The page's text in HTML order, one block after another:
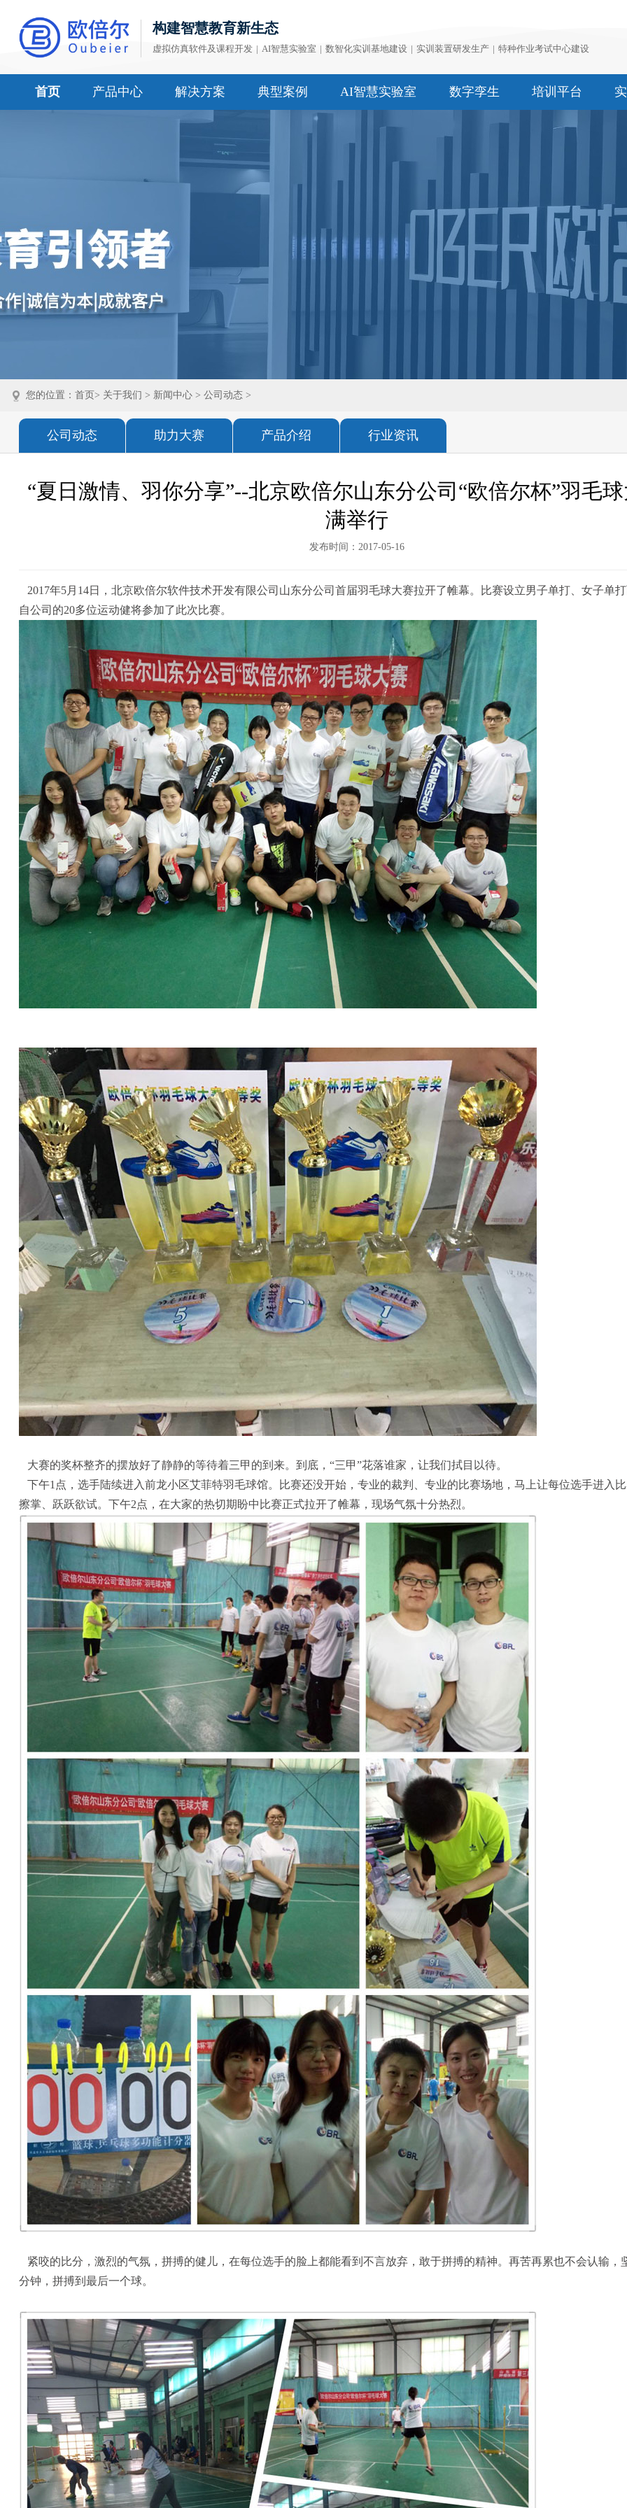
构建智慧教育新生态
虚拟仿真软件及课程开发 | AI智慧实验室 | 数智化实训基地建设 | 实训装置研发生产 | 特种作业考试中心建设
首页 产品中心 解决方案 典型案例 AI智慧实验室 数字孪生 培训平台
您的位置： 首页 > 关于我们 > 新闻中心 > 公司动态 >
公司动态 助力大赛 产品介绍 行业资讯
“夏日激情、羽你分享”--北京欧倍尔山东分公司“欧倍尔杯”羽毛球
满举行
发布时间：2017-05-16
2017年5月14日，北京欧倍尔软件技术开发有限公司山东分公司首届羽毛球大赛拉开了帷幕。比赛设立男子单打、女子单
自公司的20多位运动健将参加了此次比赛。
大赛的奖杯整齐的摆放好了静静的等待着三甲的到来。到底，“三甲”花落谁家，让我们拭目以待。
下午1点，选手陆续进入前龙小区艾菲特羽毛球馆。比赛还没开始，专业的裁判、专业的比赛场地，马上让每位选手进入
擦掌、跃跃欲试。下午2点，在大家的热切期盼中比赛正式拉开了帷幕，现场气氛十分热烈。
紧咬的比分，激烈的气氛，拼搏的健儿，在每位选手的脸上都能看到不言放弃，敢于拼搏的精神。再苦再累也不会认输，
分钟，拼搏到最后一个球。